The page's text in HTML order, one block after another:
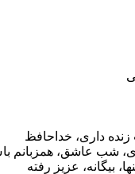
داری، خداحافظ
شب عاشق، همزبانم
بیگانه، عزیز رفته